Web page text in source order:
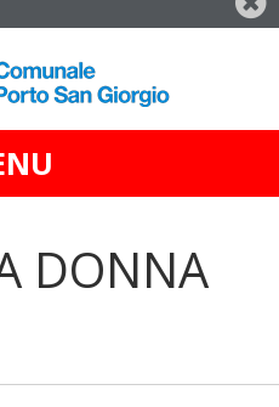
DONNA